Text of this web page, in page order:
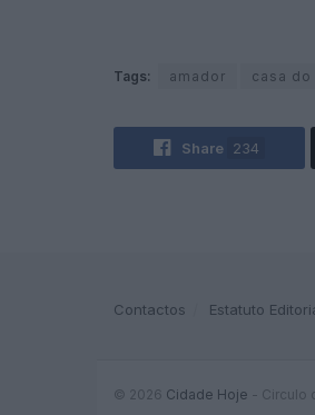
Tags: amador casa do
Share 234
Contactos Estatuto
© 2026 Cidade Hoje - Circulo